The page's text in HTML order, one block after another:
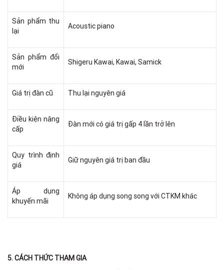
Sản phẩm thu
lại
Acoustic piano
Sản phẩm đổi
mới
Shigeru Kawai, Kawai, Samick
Giá trị đàn cũ Thu lại nguyên giá
Điều kiện nâng
cấp
Đàn mới có giá trị gấp 4 lần trở lên
Quy trình định
giá
Giữ nguyên giá trị ban đầu
Áp dụng
khuyến mãi
Không áp dụng song song với CTKM khác
5. CÁCH THỨC THAM GIA